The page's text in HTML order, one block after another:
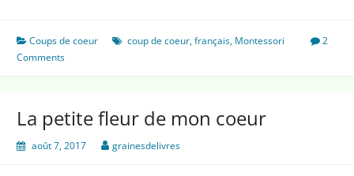
d’octobre
Coups de coeur coup de coeur,français, Montessori
2
Comments
La petite fleur de mon coeur
août 7, 2017 grainesdelivres